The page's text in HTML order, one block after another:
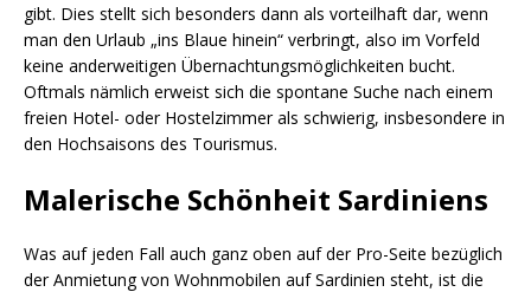
gibt. Dies stellt sich besonders dann als vorteilhaft dar, wenn
man den Urlaub „ins Blaue hinein“ verbringt, also im Vorfeld
keine anderweitigen Übernachtungsmöglichkeiten bucht.
Oftmals nämlich erweist sich die spontane Suche nach einem
freien Hotel- oder Hostelzimmer als schwierig, insbesondere in
den Hochsaisons des Tourismus.
Malerische Schönheit Sardiniens
Was auf jeden Fall auch ganz oben auf der Pro-Seite bezüglich
der Anmietung von Wohnmobilen auf Sardinien steht, ist die